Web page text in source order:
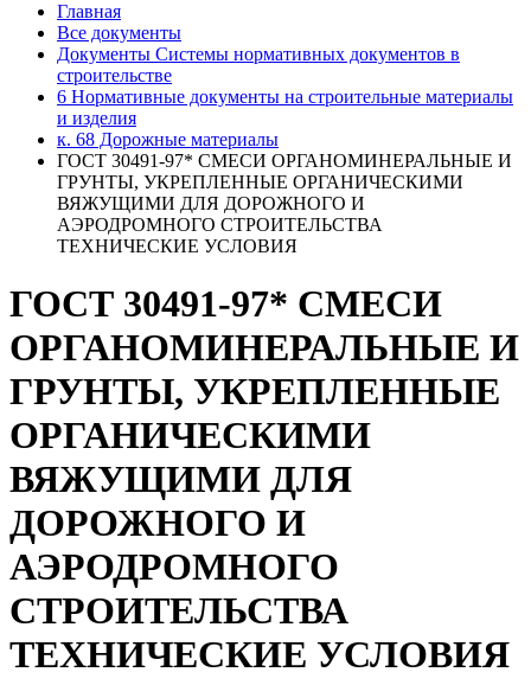
Главная
Все документы
Документы Системы нормативных документов в
строительстве
6 Нормативные документы на строительные материалы
и изделия
к. 68 Дорожные материалы
ГОСТ 30491-97* СМЕСИ ОРГАНОМИНЕРАЛЬНЫЕ И
ГРУНТЫ, УКРЕПЛЕННЫЕ ОРГАНИЧЕСКИМИ
ВЯЖУЩИМИ ДЛЯ ДОРОЖНОГО И
АЭРОДРОМНОГО СТРОИТЕЛЬСТВА
ТЕХНИЧЕСКИЕ УСЛОВИЯ
ГОСТ 30491-97* СМЕСИ
ОРГАНОМИНЕРАЛЬНЫЕ И
ГРУНТЫ, УКРЕПЛЕННЫЕ
ОРГАНИЧЕСКИМИ
ВЯЖУЩИМИ ДЛЯ
ДОРОЖНОГО И
АЭРОДРОМНОГО
СТРОИТЕЛЬСТВА
ТЕХНИЧЕСКИЕ УСЛОВИЯ